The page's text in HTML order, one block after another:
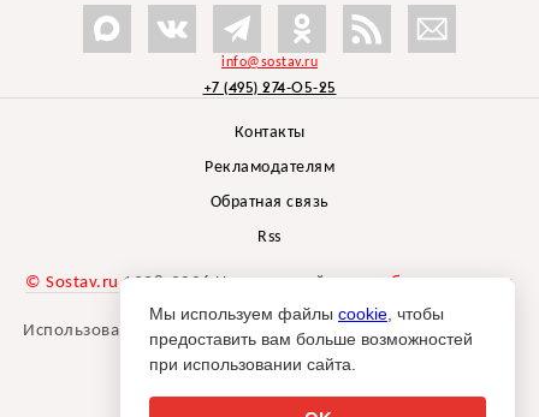
info@sostav.ru
+7 (495) 274-05-25
Контакты
Рекламодателям
Обратная связь
Rss
© Sostav.ru 1998-2026 Независимый проектбрендингового
агентства Depot
Использование материалов Sostav.ru допустимо только при
указании источника.
Мы используем файлы cookie , чтобы
предоставить вам больше возможностей
при использовании сайта.